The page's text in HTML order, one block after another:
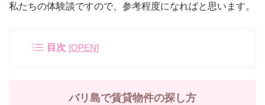
私たちの体験談ですので、参考程度になればと思います。
目次 [OPEN]
バリ島で賃貸物件の探し方